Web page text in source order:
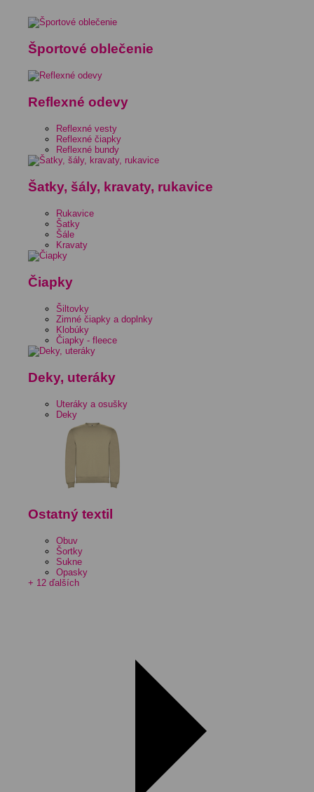
Športové oblečenie
Reflexné odevy
Reflexné vesty
Reflexné čiapky
Reflexné bundy
Šatky, šály, kravaty, rukavice
Rukavice
Šatky
Šále
Kravaty
Čiapky
Šiltovky
Zimné čiapky a doplnky
Klobúky
Čiapky - fleece
Deky, uteráky
Uteráky a osušky
Deky
Ostatný textil
Obuv
Šortky
Sukne
Opasky
+ 12 ďalších